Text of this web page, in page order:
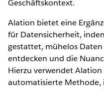
Geschäftskontext.
Alation bietet eine
für Datensicherheit,
gestattet, mühelos
entdecken und die
Hierzu verwendet
automatisierte Methode,